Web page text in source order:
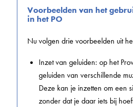
Voorbeelden van het
in het PO
Nu volgen drie voorbeelden uit
Inzet van geluiden: op het
geluiden van verschillende
Deze kan je inzetten om een
zonder dat je daar iets bij